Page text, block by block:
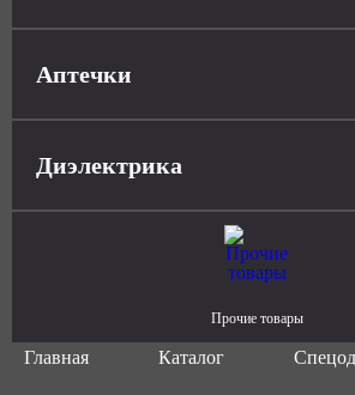
Аптечки
Диэлектрика
Прочие товары
Главная Каталог